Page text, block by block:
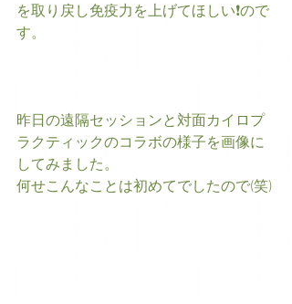
を取り戻し免疫力を上げてほしい❗ので
す。
昨日の遠隔セッションと対面カイロプ
ラクティックのコラボの様子を画像に
してみました。
何せこんなことは初めてでしたので(笑)